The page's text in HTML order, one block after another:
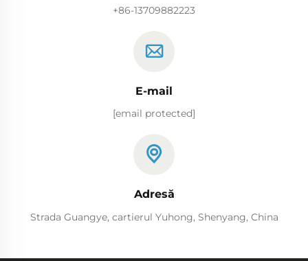
+86-13709882223
E-mail
[email protected]
Adresă
Strada Guangye, cartierul Yuhong, Shenyang, China